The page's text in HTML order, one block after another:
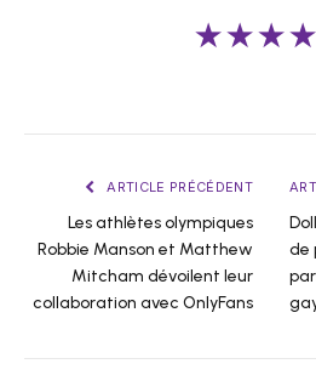
ARTICLE PRÉCÉDENT
Les athlètes olympiques
Robbie Manson et Matthew
Mitcham dévoilent leur
collaboration avec OnlyFans
de